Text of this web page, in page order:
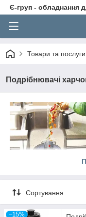
Є-груп - обладнання
Товари та послуги
Подрібнювачі
подрібнювачі
Сортування
–15%